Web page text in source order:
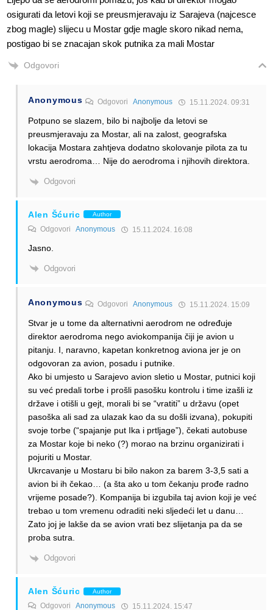
osigurati da letovi koji se preusmjeravaju iz Sarajeva (najcesce
zbog magle) slijecu u Mostar gdje magle skoro nikad nema,
postigao bi se znacajan skok putnika za mali Mostar
Odgovori
Anonymous OdgovoriAnonymous 15.11.2024. 09:31
Potpuno se slazem, bilo bi najbolje da letovi se
preusmjeravaju za Mostar, ali na zalost, geografska
lokacija Mostara zahtjeva dodatno skolovanje pilota za tu
vrstu aerodroma… Nije do aerodroma i njihovih direktora.
Odgovori
Alen Šćuric Author
Odgovori Anonymous 15.11.2024. 16:08
Jasno.
Odgovori
Anonymous OdgovoriAnonymous 15.11.2024. 15:09
Stvar je u tome da alternativni aerodrom ne određuje
direktor aerodroma nego aviokompanija čiji je avion u
pitanju. I, naravno, kapetan konkretnog aviona jer je on
odgovoran za avion, posadu i putnike.
Ako bi umjesto u Sarajevo avion sletio u Mostar, putnici koji
su već predali torbe i prošli pasošku kontrolu i time izašli iz
države i otišli u gejt, morali bi se “vratiti” u državu (opet
pasoška ali sad za ulazak kao da su došli izvana), pokupiti
svoje torbe (“spajanje put Ika i prtljage”), čekati autobuse
za Mostar koje bi neko (?) morao na brzinu organizirati i
pojuriti u Mostar.
Ukrcavanje u Mostaru bi bilo nakon za barem 3-3,5 sati a
avion bi ih čekao… (a šta ako u tom čekanju prođe radno
vrijeme posade?). Kompanija bi izgubila taj avion koji je već
trebao u tom vremenu odraditi neki sljedeći let u danu…
Zato joj je lakše da se avion vrati bez slijetanja pa da se
proba sutra.
Odgovori
Alen Šćuric Author
Odgovori Anonymous 15.11.2024. 15:47